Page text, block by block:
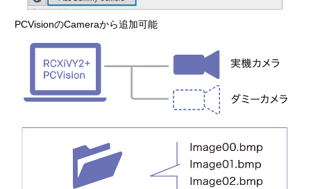
PCVisionのCameraから追加可能